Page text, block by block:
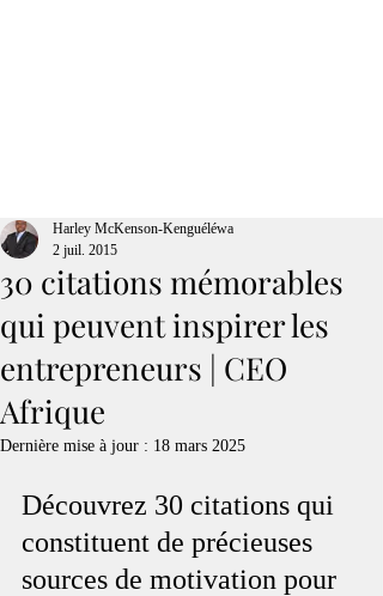
30 citations mémorables
qui peuvent inspirer les
entrepreneurs | CEO
Afrique
Harley McKenson-Kenguéléwa
2 juil. 2015
Dernière mise à jour : 18 mars 2025
Découvrez 30 citations qui
constituent de précieuses
sources de motivation pour